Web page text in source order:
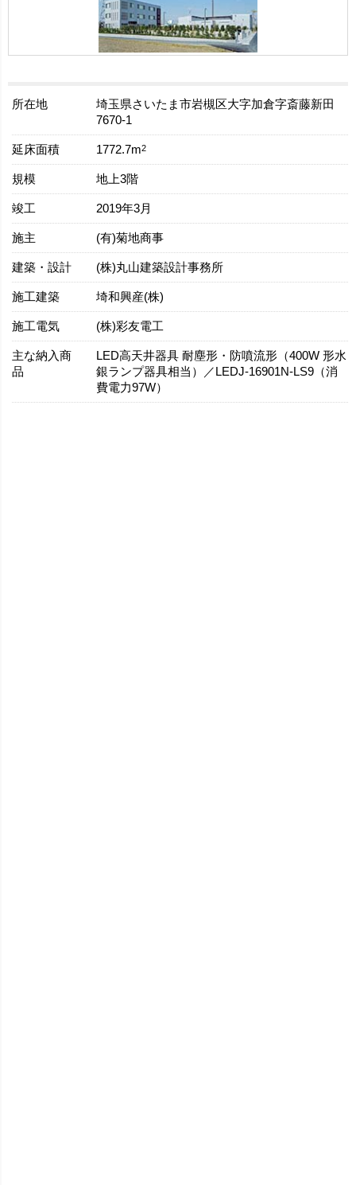
所在地
埼玉県さいたま市岩槻区大字加倉字斎藤新田
7670-1
延床面積 1772.7m2
規模 地上3階
竣工 2019年3月
施主 (有)菊地商事
建築・設計 (株)丸山建築設計事務所
施工建築 埼和興産(株)
施工電気 (株)彩友電工
主な納入商
品
LED高天井器具 耐塵形・防噴流形（400W 形水
銀ランプ器具相当）／LEDJ-16901N-LS9（消
費電力97W）